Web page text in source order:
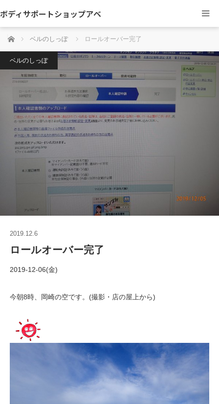
ボディサポートショップアベ
ホーム ベルのしっぽ ロールオーバー完了
ベルのしっぽ
2019.12.6
ロールオーバー完了
2019-12-06(金)
今朝8時、岡崎の空です。(撮影・店の屋上から)